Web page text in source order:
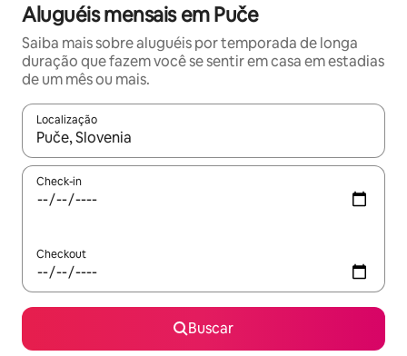
Aluguéis mensais em Puče
Saiba mais sobre aluguéis por temporada de longa
duração que fazem você se sentir em casa em estadias
de um mês ou mais.
Localização
Quando os resultados estiverem disponíveis, explore-os
Check-in
Checkout
Buscar